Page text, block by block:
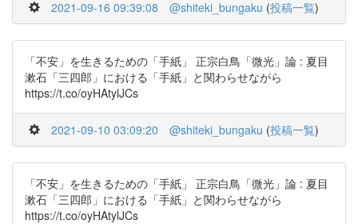
2021-09-16 09:39:08 @shiteki_bungaku (投稿一覧)
「不安」を生きるための「手紙」 正宗白鳥「微光」論 : 夏目
漱石「三四郎」における「手紙」と関わらせながら
https://t.co/oyHAtylJCs
2021-09-10 03:09:20 @shiteki_bungaku (投稿一覧)
「不安」を生きるための「手紙」 正宗白鳥「微光」論 : 夏目
漱石「三四郎」における「手紙」と関わらせながら
https://t.co/oyHAtylJCs